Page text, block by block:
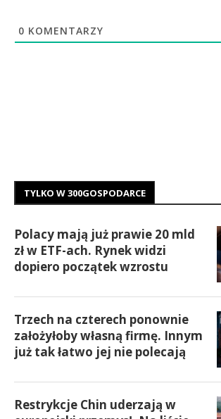
0 KOMENTARZY
TYLKO W 300GOSPODARCE
Polacy mają już prawie 20 mld
zł w ETF-ach. Rynek widzi
dopiero początek wzrostu
Trzech na czterech ponownie
założyłoby własną firmę. Innym
już tak łatwo jej nie polecają
Restrykcje Chin uderzają w